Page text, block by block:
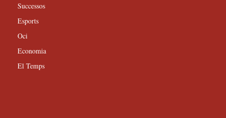
Successos
Esports
Oci
Economia
El Temps